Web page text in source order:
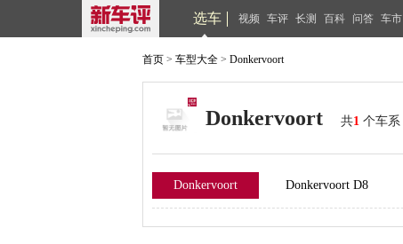
选车 视频 车评 长测 百科 问答 车市
首页 > 车型大全 > Donkervoort
Donkervoort 共1 个车系
Donkervoort Donkervoort D8